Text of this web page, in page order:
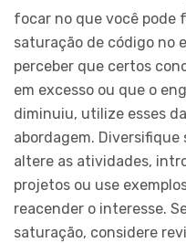
focar no que você pode
saturação de código no
perceber que certos
em excesso ou que o
diminuiu, utilize esses
abordagem.
altere as atividades,
projetos ou use
reacender o interesse.
saturação, considere